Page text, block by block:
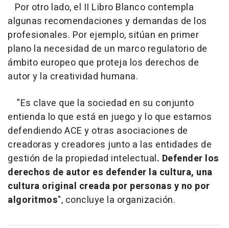
Por otro lado, el II Libro Blanco contempla
algunas recomendaciones y demandas de los
profesionales. Por ejemplo, sitúan en primer
plano la necesidad de un marco regulatorio de
ámbito europeo que proteja los derechos de
autor y la creatividad humana.
"Es clave que la sociedad en su conjunto
entienda lo que está en juego y lo que estamos
defendiendo ACE y otras asociaciones de
creadoras y creadores junto a las entidades de
gestión de la propiedad intelectual. Defender los
derechos de autor es defender la cultura, una
cultura original creada por personas y no por
algoritmos", concluye la organización.